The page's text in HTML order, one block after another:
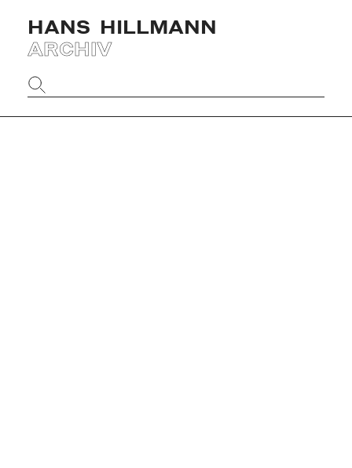
HANS HILLMANN
ARCHIV
Website
durchsuchen